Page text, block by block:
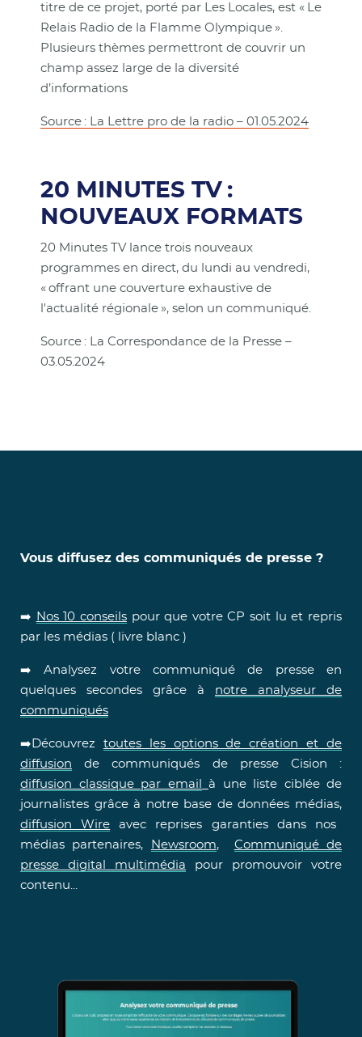
titre de ce projet, porté par Les Locales, est « Le
Relais Radio de la Flamme Olympique ».
Plusieurs thèmes permettront de couvrir un
champ assez large de la diversité
d’informations
Source : La Lettre pro de la radio – 01.05.2024
20 MINUTES TV :
NOUVEAUX FORMATS
20 Minutes TV lance trois nouveaux
programmes en direct, du lundi au vendredi,
« offrant une couverture exhaustive de
l'actualité régionale », selon un communiqué.
Source : La Correspondance de la Presse –
03.05.2024
Vous diffusez des communiqués de presse ?
➡️ Nos 10 conseilspour que votre CP soit lu et repris
par les médias ( livre blanc )
➡️ Analysez votre communiqué de presse en
quelques secondes grâce à notre analyseur de
communiqués
➡️Découvrez toutes les options de création et de
diffusion de communiqués de presse Cision :
diffusion classique par email
à une liste ciblée de
journalistes grâce à notre base de données médias,
diffusion Wire avec reprises garanties dans nos
médias partenaires,
Newsroom, Communiqué de
presse digital multimédia pour promouvoir votre
contenu...